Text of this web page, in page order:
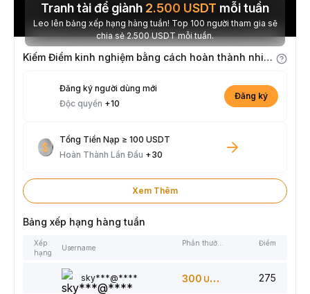
Tranh tài để giành 2.500 USDT mỗi tuần
Leo lên bảng xếp hạng hàng tuần! Top 100 người tham gia sẽ
chia sẻ 2.500 USDT mỗi tuần.
Kiếm Điểm kinh nghiệm bằng cách hoàn thành nhiệm vụ
Đăng ký người dùng mới
Độc quyền +10
Đăng ký
Tổng Tiền Nạp ≥ 100 USDT
Hoàn Thành Lần Đầu +30
Xem Thêm
Bảng xếp hạng hàng tuần
Xếp
hạng
Username
Phần thưởng Điểm
sky***@**** 300 USDT 275